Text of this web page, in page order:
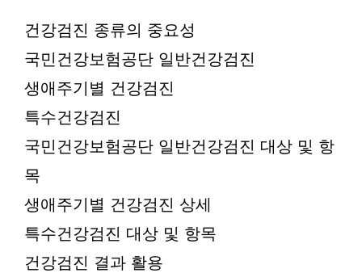
건강검진 종류의 중요성
국민건강보험공단 일반건강검진
생애주기별 건강검진
특수건강검진
국민건강보험공단 일반건강검진 대상 및 항
목
생애주기별 건강검진 상세
특수건강검진 대상 및 항목
건강검진 결과 활용